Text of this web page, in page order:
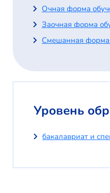
Очная форма
Заочная форма
Смешанная форма
Уровень
бакалавриат и